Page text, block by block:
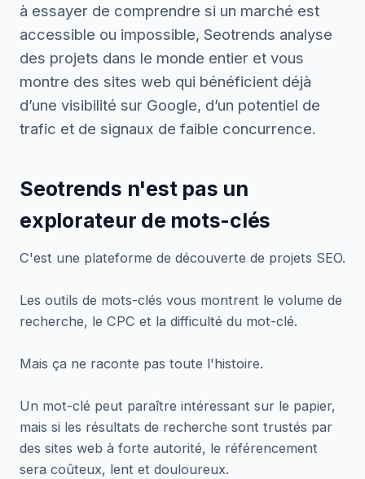
à essayer de comprendre si un marché est
accessible ou impossible, Seotrends analyse
des projets dans le monde entier et vous
montre des sites web qui bénéficient déjà
d’une visibilité sur Google, d’un potentiel de
trafic et de signaux de faible concurrence.
Seotrends n'est pas un
explorateur de mots-clés
C'est une plateforme de découverte de projets SEO.
Les outils de mots-clés vous montrent le volume de
recherche, le CPC et la difficulté du mot-clé.
Mais ça ne raconte pas toute l'histoire.
Un mot-clé peut paraître intéressant sur le papier,
mais si les résultats de recherche sont trustés par
des sites web à forte autorité, le référencement
sera coûteux, lent et douloureux.